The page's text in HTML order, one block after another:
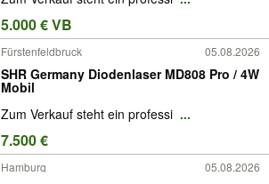
5.000 € VB
Fürstenfeldbruck 05.08.2026
SHR Germany Diodenlaser MD808 Pro / 4W
Mobil
Zum Verkauf steht ein professi ...
7.500 €
Hamburg 05.08.2026